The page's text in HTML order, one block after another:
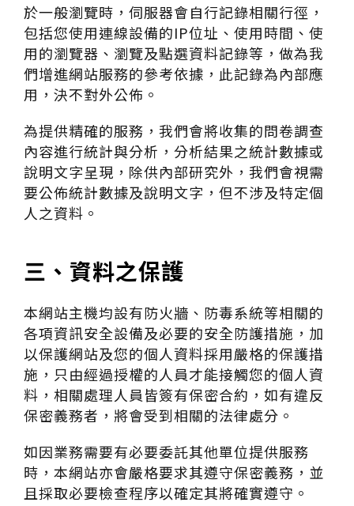
於一般瀏覽時，伺服器會自行記錄相關行徑，
包括您使用連線設備的IP位址、使用時間、使
用的瀏覽器、瀏覽及點選資料記錄等，做為我
們增進網站服務的參考依據，此記錄為內部應
用，決不對外公佈。
為提供精確的服務，我們會將收集的問卷調查
內容進行統計與分析，分析結果之統計數據或
說明文字呈現，除供內部研究外，我們會視需
要公佈統計數據及說明文字，但不涉及特定個
人之資料。
三、資料之保護
本網站主機均設有防火牆、防毒系統等相關的
各項資訊安全設備及必要的安全防護措施，加
以保護網站及您的個人資料採用嚴格的保護措
施，只由經過授權的人員才能接觸您的個人資
料，相關處理人員皆簽有保密合約，如有違反
保密義務者，將會受到相關的法律處分。
如因業務需要有必要委託其他單位提供服務
時，本網站亦會嚴格要求其遵守保密義務，並
且採取必要檢查程序以確定其將確實遵守。